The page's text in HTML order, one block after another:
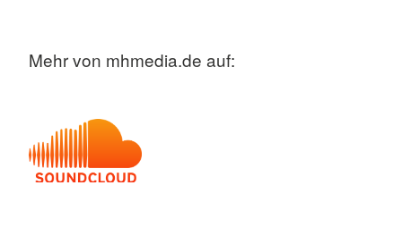
Mehr von mhmedia.de auf: